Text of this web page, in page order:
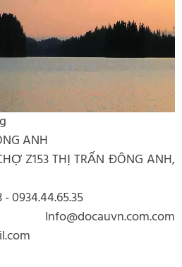
ANH
Z153 THỊ TRẤN ĐÔNG ANH,
- 0934.44.65.35